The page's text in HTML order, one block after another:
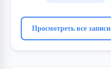
Просмотреть все записи